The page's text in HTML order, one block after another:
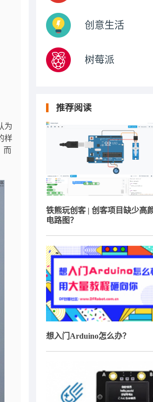
为
样
而
创意生活
树莓派
推荐阅读
铁熊玩创客 | 创客项目缺少高
电路图？
想入门Arduino怎么办？